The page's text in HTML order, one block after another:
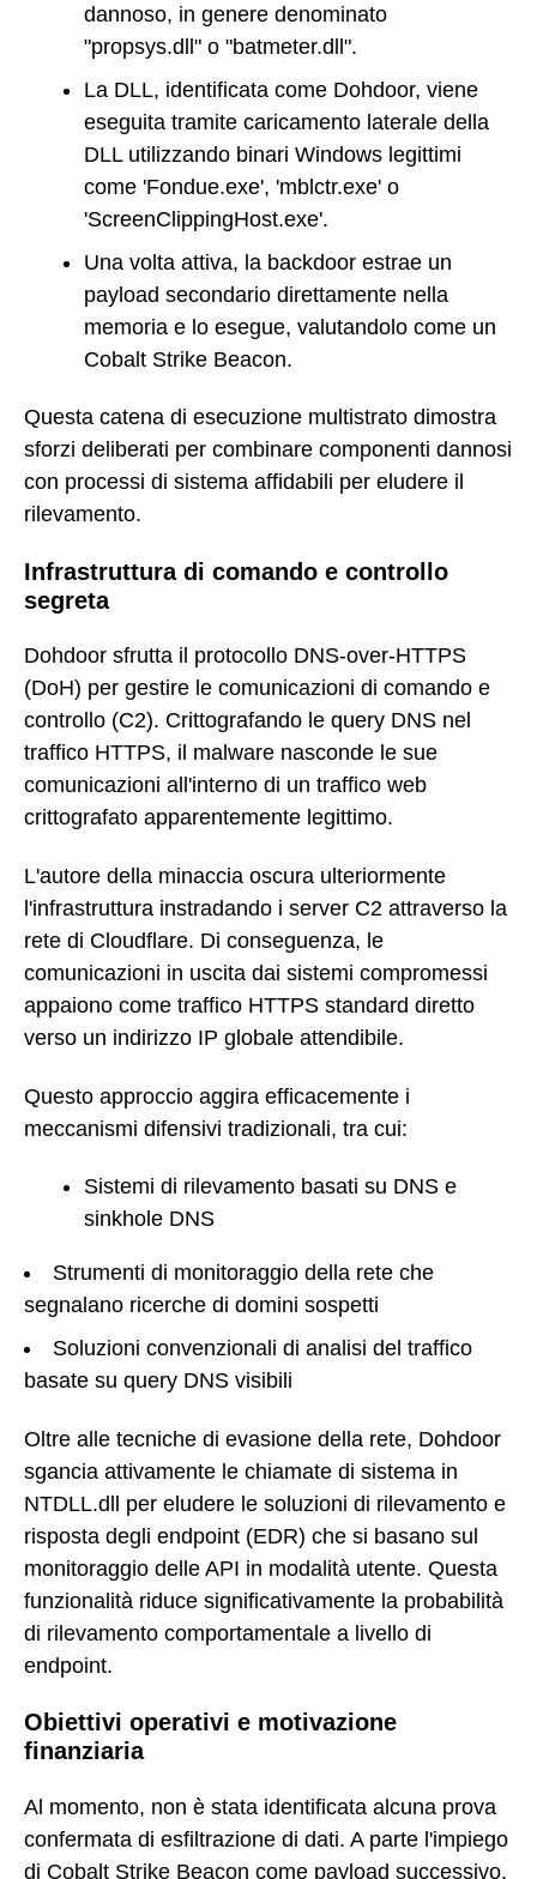
dannoso, in genere denominato
"propsys.dll" o "batmeter.dll".
La DLL, identificata come Dohdoor, viene
eseguita tramite caricamento laterale della
DLL utilizzando binari Windows legittimi
come 'Fondue.exe', 'mblctr.exe' o
'ScreenClippingHost.exe'.
Una volta attiva, la backdoor estrae un
payload secondario direttamente nella
memoria e lo esegue, valutandolo come un
Cobalt Strike Beacon.
Questa catena di esecuzione multistrato dimostra
sforzi deliberati per combinare componenti dannosi
con processi di sistema affidabili per eludere il
rilevamento.
Infrastruttura di comando e controllo
segreta
Dohdoor sfrutta il protocollo DNS-over-HTTPS
(DoH) per gestire le comunicazioni di comando e
controllo (C2). Crittografando le query DNS nel
traffico HTTPS, il malware nasconde le sue
comunicazioni all'interno di un traffico web
crittografato apparentemente legittimo.
L'autore della minaccia oscura ulteriormente
l'infrastruttura instradando i server C2 attraverso la
rete di Cloudflare. Di conseguenza, le
comunicazioni in uscita dai sistemi compromessi
appaiono come traffico HTTPS standard diretto
verso un indirizzo IP globale attendibile.
Questo approccio aggira efficacemente i
meccanismi difensivi tradizionali, tra cui:
Sistemi di rilevamento basati su DNS e
sinkhole DNS
Strumenti di monitoraggio della rete che
segnalano ricerche di domini sospetti
Soluzioni convenzionali di analisi del traffico
basate su query DNS visibili
Oltre alle tecniche di evasione della rete, Dohdoor
sgancia attivamente le chiamate di sistema in
NTDLL.dll per eludere le soluzioni di rilevamento e
risposta degli endpoint (EDR) che si basano sul
monitoraggio delle API in modalità utente. Questa
funzionalità riduce significativamente la probabilità
di rilevamento comportamentale a livello di
endpoint.
Obiettivi operativi e motivazione
finanziaria
Al momento, non è stata identificata alcuna prova
confermata di esfiltrazione di dati. A parte l'impiego
di Cobalt Strike Beacon come payload successivo,